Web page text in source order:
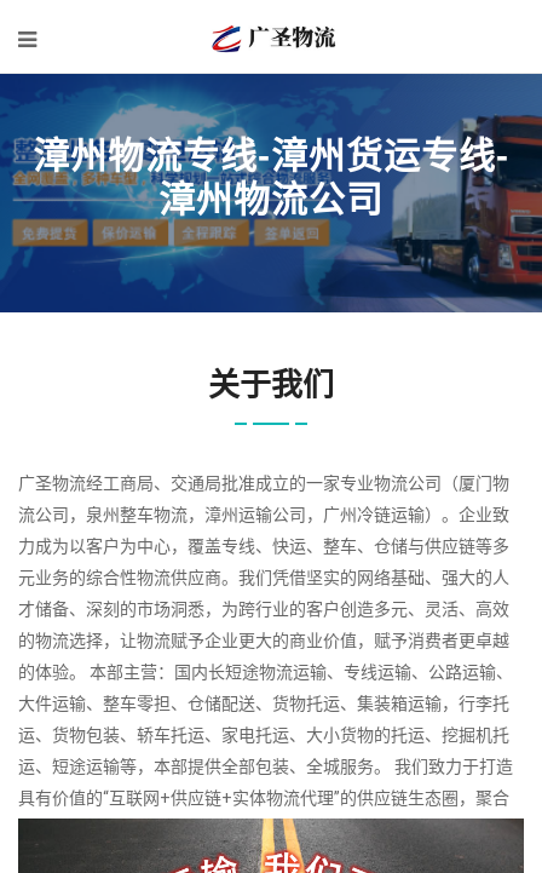
漳州物流专线-漳州货运专线-
漳州物流公司
关于我们
广圣物流经工商局、交通局批准成立的一家专业物流公司（厦门物
流公司，泉州整车物流，漳州运输公司，广州冷链运输）。企业致
力成为以客户为中心，覆盖专线、快运、整车、仓储与供应链等多
元业务的综合性物流供应商。我们凭借坚实的网络基础、强大的人
才储备、深刻的市场洞悉，为跨行业的客户创造多元、灵活、高效
的物流选择，让物流赋予企业更大的商业价值，赋予消费者更卓越
的体验。 本部主营：国内长短途物流运输、专线运输、公路运输、
大件运输、整车零担、仓储配送、货物托运、集装箱运输，行李托
运、货物包装、轿车托运、家电托运、大小货物的托运、挖掘机托
运、短途运输等，本部提供全部包装、全城服务。 我们致力于打造
具有价值的“互联网+供应链+实体物流代理”的供应链生态圈，聚合
全国中小物流企业，依托互联网技术、供应链金融及组织创新，打
通平台成员之间的业务流、信息流与资金流，推动中小物流企业的